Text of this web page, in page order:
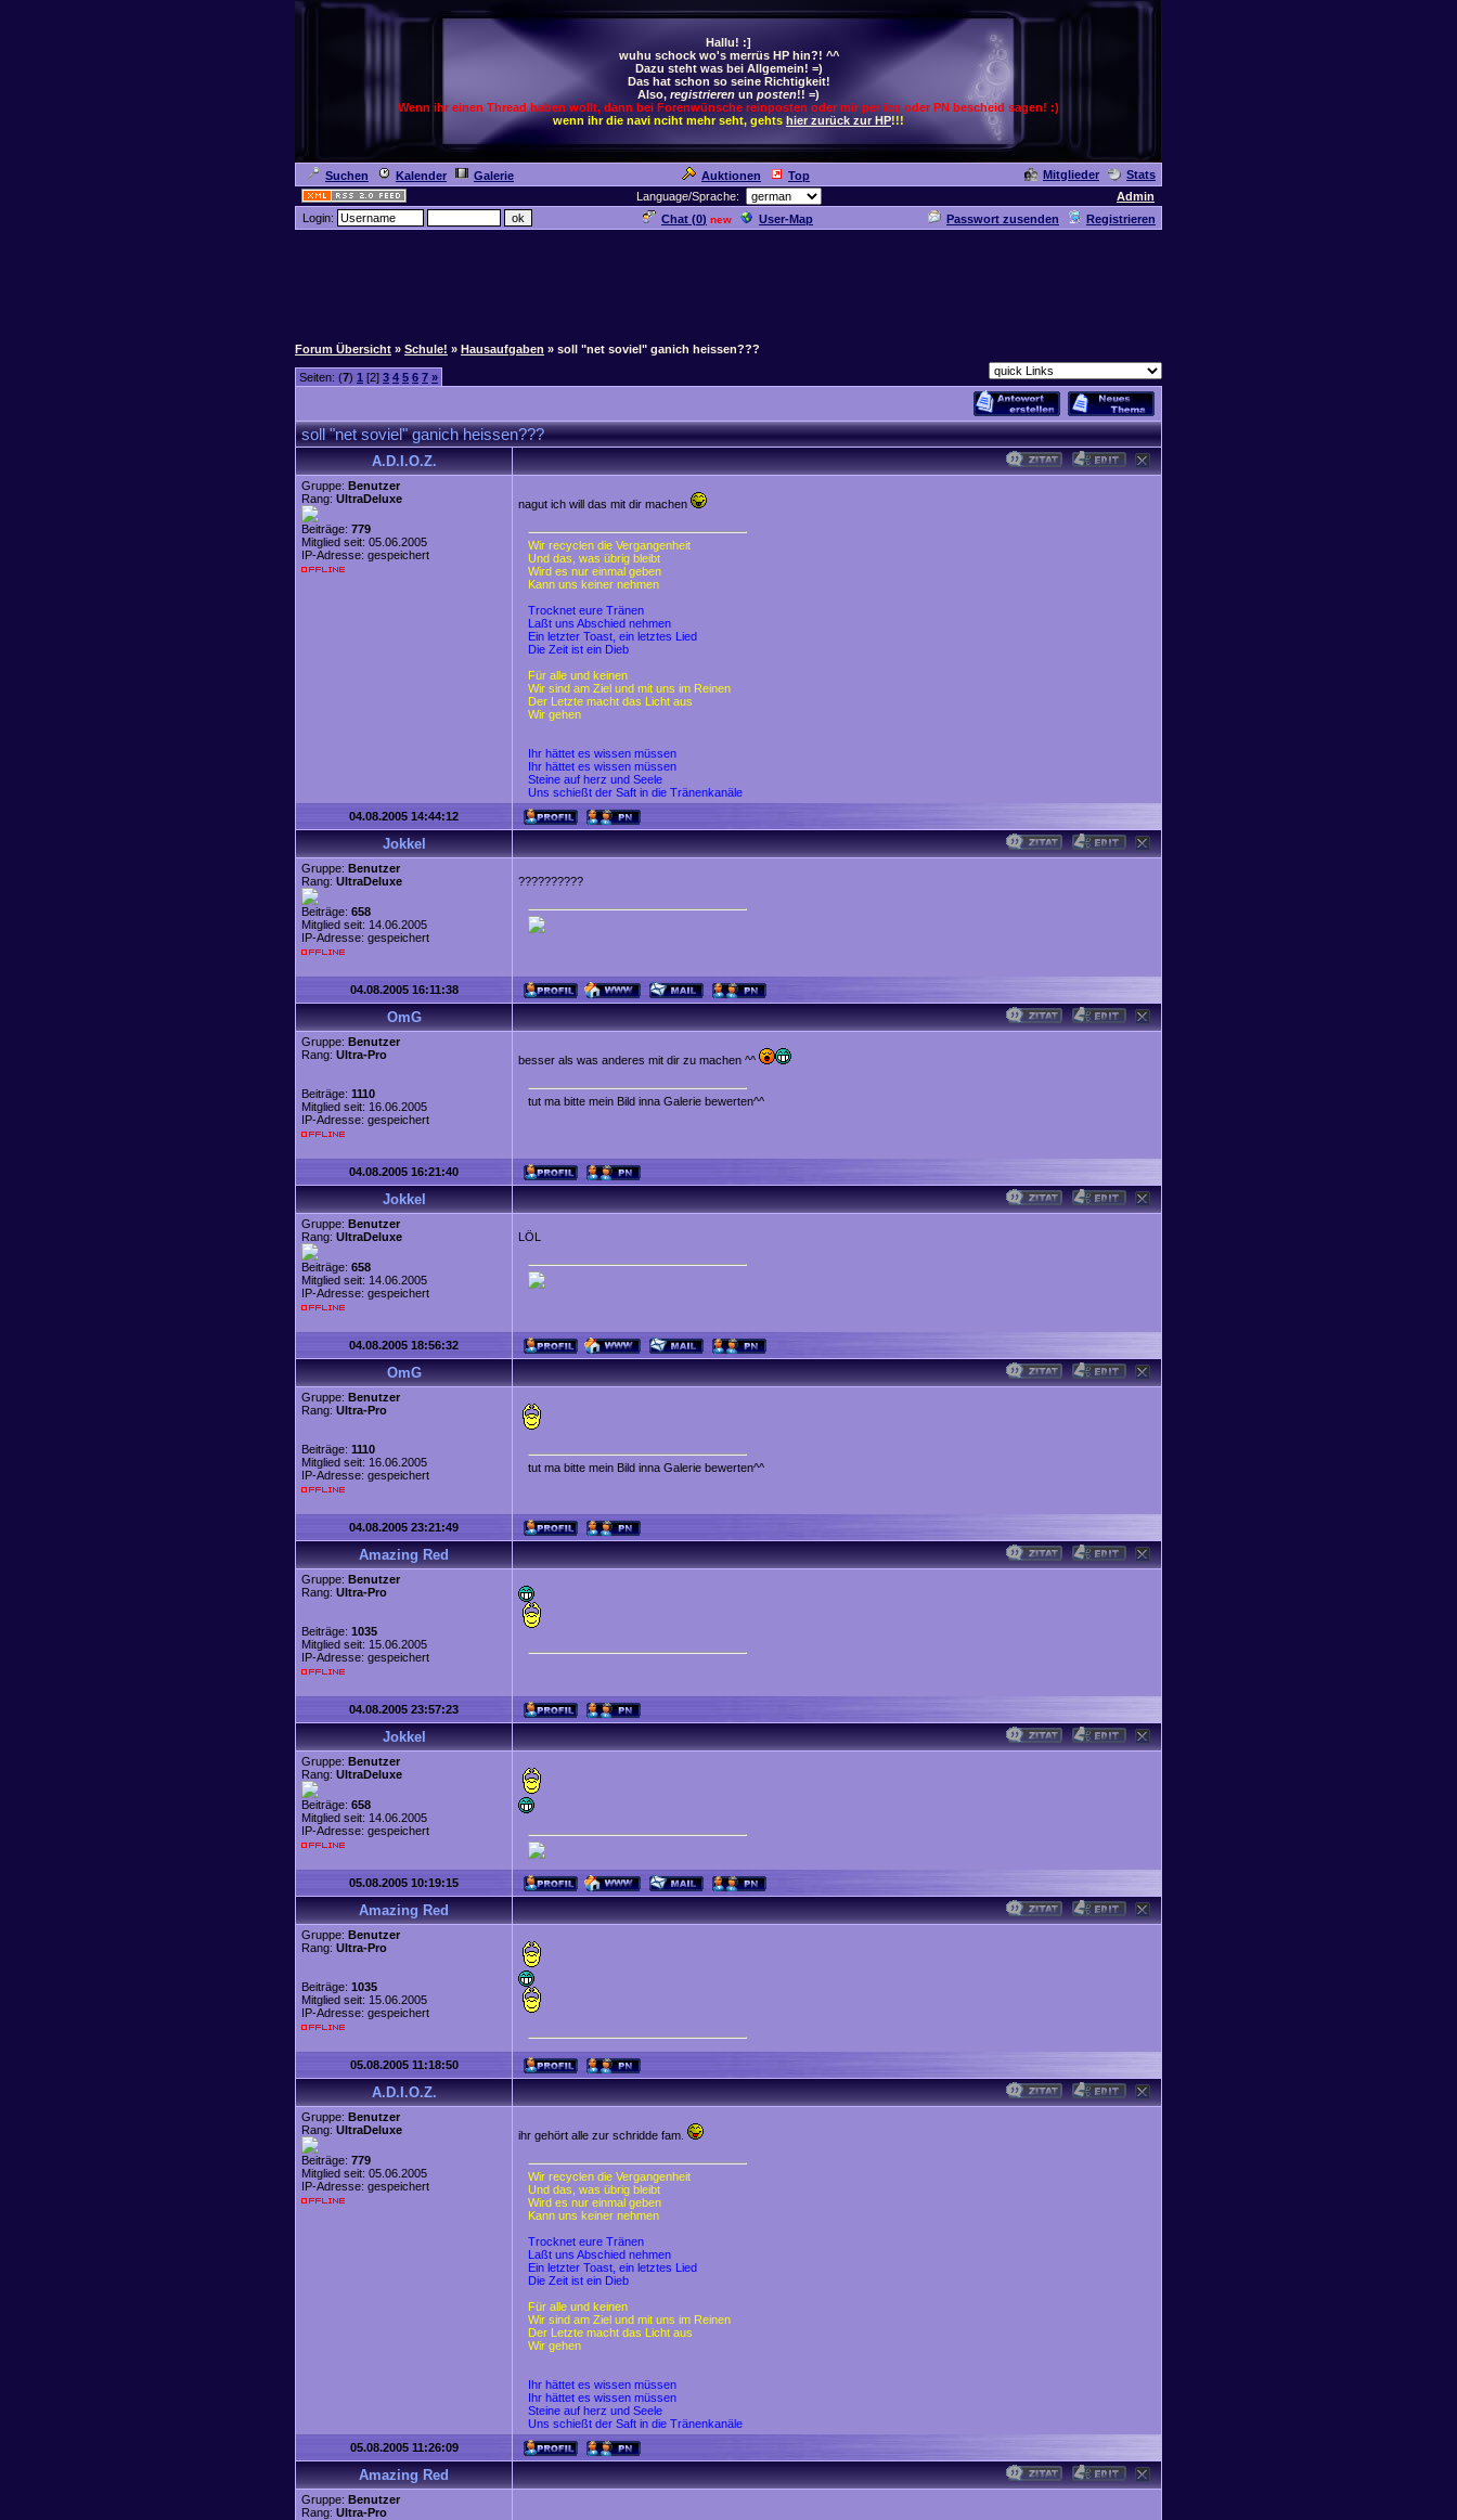
Hallu! :]
wuhu schock wo's merrüs HP hin?! ^^
Dazu steht was bei Allgemein! =)
Das hat schon so seine Richtigkeit!
Also, registrieren un posten!! =)
Wenn ihr einen Thread haben wollt, dann bei Forenwünsche reinposten oder mir per icq oder PN bescheid sagen! :)
wenn ihr die navi nciht mehr seht, gehts hier zurück zur HP!!!
Suchen Kalender Galerie Auktionen Top Mitglieder
Stats
Language/Sprache:
Admin
Login:
Chat (0) new User-Map Passwort zusenden Registrieren
Forum Übersicht » Schule! » Hausaufgaben » soll "net soviel" ganich heissen???
Seiten: (7) 1 [2] 3 4 5 6 7 »
soll "net soviel" ganich heissen???
A.D.I.O.Z.
Gruppe: Benutzer
Rang: UltraDeluxe
Beiträge: 779
Mitglied seit: 05.06.2005
IP-Adresse: gespeichert
nagut ich will das mit dir machen
Wir recyclen die Vergangenheit
Und das, was übrig bleibt
Wird es nur einmal geben
Kann uns keiner nehmen
Trocknet eure Tränen
Laßt uns Abschied nehmen
Ein letzter Toast, ein letztes Lied
Die Zeit ist ein Dieb
Für alle und keinen
Wir sind am Ziel und mit uns im Reinen
Der Letzte macht das Licht aus
Wir gehen
Ihr hättet es wissen müssen
Ihr hättet es wissen müssen
Steine auf herz und Seele
Uns schießt der Saft in die Tränenkanäle
04.08.2005 14:44:12
Jokkel
Gruppe: Benutzer
Rang: UltraDeluxe
Beiträge: 658
Mitglied seit: 14.06.2005
IP-Adresse: gespeichert
??????????
04.08.2005 16:11:38
OmG
Gruppe: Benutzer
Rang: Ultra-Pro
Beiträge: 1110
Mitglied seit: 16.06.2005
IP-Adresse: gespeichert
besser als was anderes mit dir zu machen ^^
tut ma bitte mein Bild inna Galerie bewerten^^
04.08.2005 16:21:40
Jokkel
Gruppe: Benutzer
Rang: UltraDeluxe
Beiträge: 658
Mitglied seit: 14.06.2005
IP-Adresse: gespeichert
LÖL
04.08.2005 18:56:32
OmG
Gruppe: Benutzer
Rang: Ultra-Pro
Beiträge: 1110
Mitglied seit: 16.06.2005
IP-Adresse: gespeichert
tut ma bitte mein Bild inna Galerie bewerten^^
04.08.2005 23:21:49
Amazing Red
Gruppe: Benutzer
Rang: Ultra-Pro
Beiträge: 1035
Mitglied seit: 15.06.2005
IP-Adresse: gespeichert
04.08.2005 23:57:23
Jokkel
Gruppe: Benutzer
Rang: UltraDeluxe
Beiträge: 658
Mitglied seit: 14.06.2005
IP-Adresse: gespeichert
05.08.2005 10:19:15
Amazing Red
Gruppe: Benutzer
Rang: Ultra-Pro
Beiträge: 1035
Mitglied seit: 15.06.2005
IP-Adresse: gespeichert
05.08.2005 11:18:50
A.D.I.O.Z.
Gruppe: Benutzer
Rang: UltraDeluxe
Beiträge: 779
Mitglied seit: 05.06.2005
IP-Adresse: gespeichert
ihr gehört alle zur schridde fam.
Wir recyclen die Vergangenheit
Und das, was übrig bleibt
Wird es nur einmal geben
Kann uns keiner nehmen
Trocknet eure Tränen
Laßt uns Abschied nehmen
Ein letzter Toast, ein letztes Lied
Die Zeit ist ein Dieb
Für alle und keinen
Wir sind am Ziel und mit uns im Reinen
Der Letzte macht das Licht aus
Wir gehen
Ihr hättet es wissen müssen
Ihr hättet es wissen müssen
Steine auf herz und Seele
Uns schießt der Saft in die Tränenkanäle
05.08.2005 11:26:09
Amazing Red
Gruppe: Benutzer
Rang: Ultra-Pro